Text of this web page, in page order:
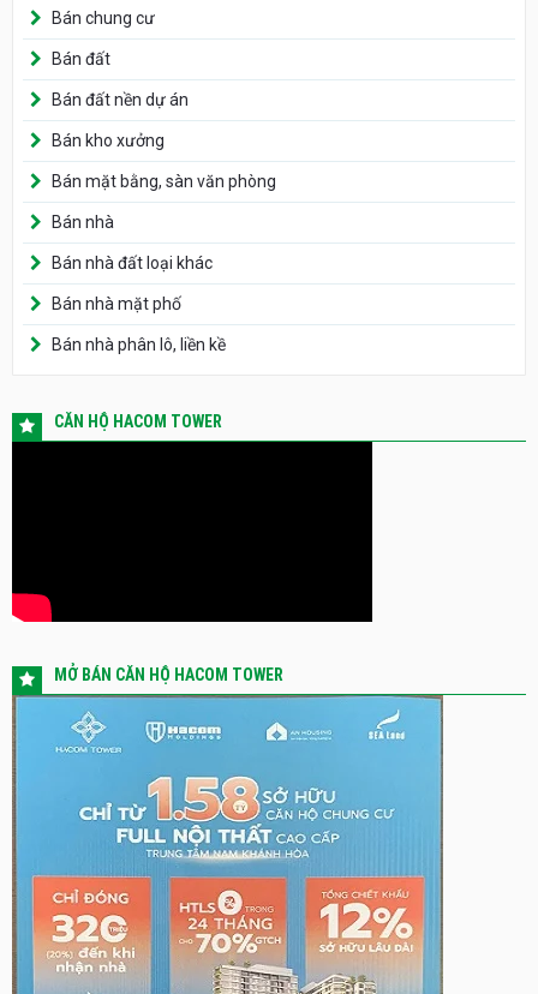
Bán chung cư
Bán đất
Bán đất nền dự án
Bán kho xưởng
Bán mặt bằng, sàn văn phòng
Bán nhà
Bán nhà đất loại khác
Bán nhà mặt phố
Bán nhà phân lô, liền kề
CĂN HỘ HACOM TOWER
MỞ BÁN CĂN HỘ HACOM TOWER